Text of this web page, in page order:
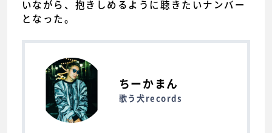
いながら、抱きしめるように聴きたいナンバー
となった。
ちーかまん
歌う犬records